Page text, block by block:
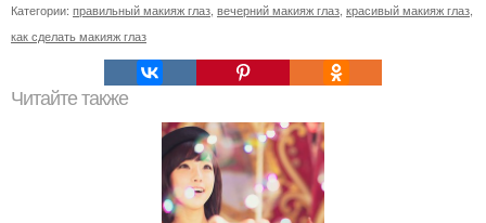
Категории: правильный макияж глаз вечерний макияж глаз красивый макияж глаз
как сделать макияж глаз
Читайте также